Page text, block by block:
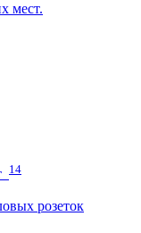
мест.
14
розеток